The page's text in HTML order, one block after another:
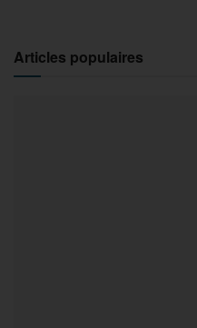
Articles populaires